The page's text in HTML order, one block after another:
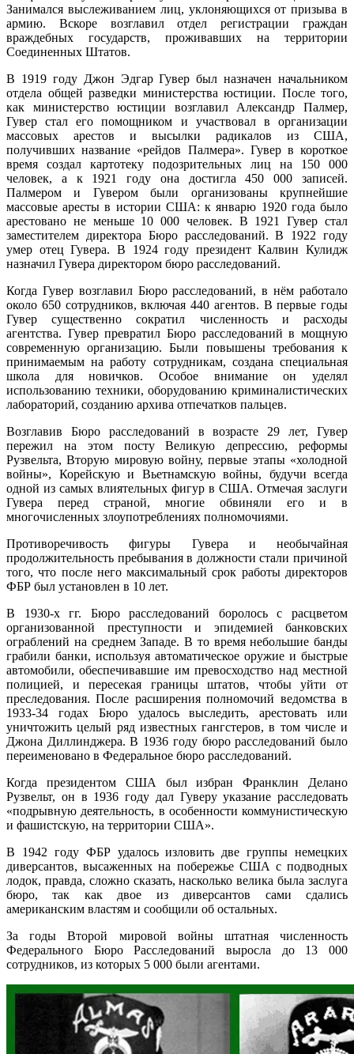
Занимался выслеживанием лиц, уклоняющихся от призыва в
армию. Вскоре возглавил отдел регистрации граждан
враждебных государств, проживавших на территории
Соединенных Штатов.
В 1919 году Джон Эдгар Гувер был назначен начальником
отдела общей разведки министерства юстиции. После того,
как министерство юстиции возглавил Александр Палмер,
Гувер стал его помощником и участвовал в организации
массовых арестов и высылки радикалов из США,
получивших название «рейдов Палмера». Гувер в короткое
время создал картотеку подозрительных лиц на 150 000
человек, а к 1921 году она достигла 450 000 записей.
Палмером и Гувером были организованы крупнейшие
массовые аресты в истории США: к январю 1920 года было
арестовано не меньше 10 000 человек. В 1921 Гувер стал
заместителем директора Бюро расследований. В 1922 году
умер отец Гувера. В 1924 году президент Калвин Кулидж
назначил Гувера директором бюро расследований.
Когда Гувер возглавил Бюро расследований, в нём работало
около 650 сотрудников, включая 440 агентов. В первые годы
Гувер существенно сократил численность и расходы
агентства. Гувер превратил Бюро расследований в мощную
современную организацию. Были повышены требования к
принимаемым на работу сотрудникам, создана специальная
школа для новичков. Особое внимание он уделял
использованию техники, оборудованию криминалистических
лабораторий, созданию архива отпечатков пальцев.
Возглавив Бюро расследований в возрасте 29 лет, Гувер
пережил на этом посту Великую депрессию, реформы
Рузвельта, Вторую мировую войну, первые этапы «холодной
войны», Корейскую и Вьетнамскую войны, будучи всегда
одной из самых влиятельных фигур в США. Отмечая заслуги
Гувера перед страной, многие обвиняли его и в
многочисленных злоупотреблениях полномочиями.
Противоречивость фигуры Гувера и необычайная
продолжительность пребывания в должности стали причиной
того, что после него максимальный срок работы директоров
ФБР был установлен в 10 лет.
В 1930-х гг. Бюро расследований боролось с расцветом
организованной преступности и эпидемией банковских
ограблений на среднем Западе. В то время небольшие банды
грабили банки, используя автоматическое оружие и быстрые
автомобили, обеспечивавшие им превосходство над местной
полицией, и пересекая границы штатов, чтобы уйти от
преследования. После расширения полномочий ведомства в
1933-34 годах Бюро удалось выследить, арестовать или
уничтожить целый ряд известных гангстеров, в том числе и
Джона Диллинджера. В 1936 году бюро расследований было
переименовано в Федеральное бюро расследований.
Когда президентом США был избран Франклин Делано
Рузвельт, он в 1936 году дал Гуверу указание расследовать
«подрывную деятельность, в особенности коммунистическую
и фашистскую, на территории США».
В 1942 году ФБР удалось изловить две группы немецких
диверсантов, высаженных на побережье США с подводных
лодок, правда, сложно сказать, насколько велика была заслуга
бюро, так как двое из диверсантов сами сдались
американским властям и сообщили об остальных.
За годы Второй мировой войны штатная численность
Федерального Бюро Расследований выросла до 13 000
сотрудников, из которых 5 000 были агентами.